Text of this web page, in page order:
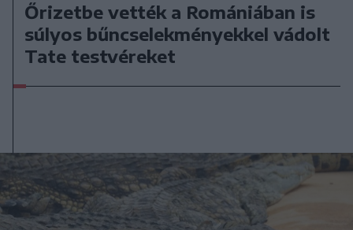
Őrizetbe vették a Romániában is
súlyos bűncselekményekkel vádolt
Tate testvéreket